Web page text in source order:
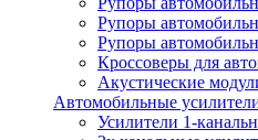
Рупоры
Рупоры
Кроссоверы для
Акустические
Автомобильные
Усилители 1-